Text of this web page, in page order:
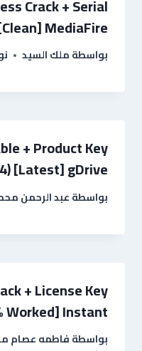
Crack + Serial
MediaFire
بواسطةملك السيد
+ Product Key
[Latest] gDrive
بواسطةعبد الرحمن
+ License Key
Worked] Instant
بواسطةفاطمه عصام